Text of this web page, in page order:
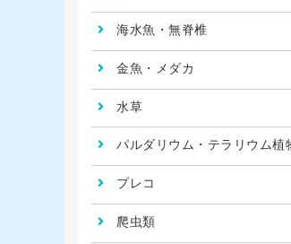
海水魚・無脊椎
金魚・メダカ
水草
パルダリウム・テラリウム植
プレコ
爬虫類